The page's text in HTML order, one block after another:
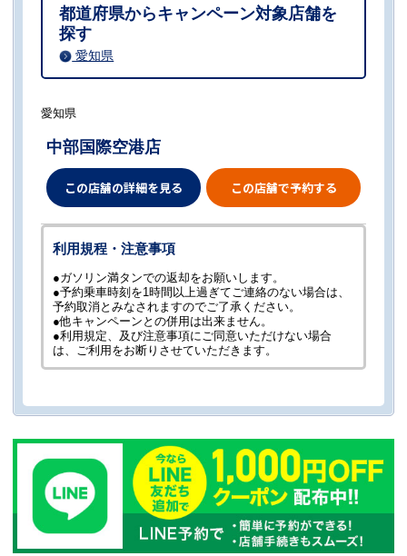
都道府県からキャンペーン対象店舗を
探す
愛知県
愛知県
中部国際空港店
この店舗の詳細を見る この店舗で予約する
利用規程・注意事項
●ガソリン満タンでの返却をお願いします。
●予約乗車時刻を1時間以上過ぎてご連絡のない場合は、
予約取消とみなされますのでご了承ください。
●他キャンペーンとの併用は出来ません。
●利用規定、及び注意事項にご同意いただけない場合
は、ご利用をお断りさせていただきます。